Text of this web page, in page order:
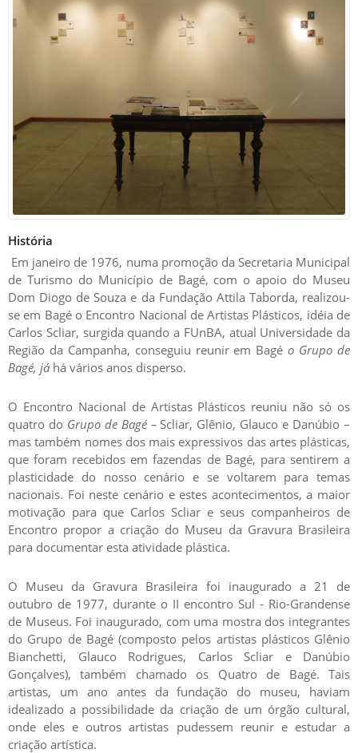
História
Em janeiro de 1976, numa promoção da Secretaria Municipal
de Turismo do Município de Bagé, com o apoio do Museu
Dom Diogo de Souza e da Fundação Attila Taborda, realizou-
se em Bagé o Encontro Nacional de Artistas Plásticos, idéia de
Carlos Scliar, surgida quando a FUnBA, atual Universidade da
Região da Campanha, conseguiu reunir em Bagéo Grupo de
Bagé, já há vários anos disperso.
O Encontro Nacional de Artistas Plásticos reuniu não só os
quatro do Grupo de Bagé – Scliar, Glênio, Glauco e Danúbio –
mas também nomes dos mais expressivos das artes plásticas,
que foram recebidos em fazendas de Bagé, para sentirem a
plasticidade do nosso cenário e se voltarem para temas
nacionais. Foi neste cenário e estes acontecimentos, a maior
motivação para que Carlos Scliar e seus companheiros de
Encontro propor a criação do Museu da Gravura Brasileira
para documentar esta atividade plástica.
O Museu da Gravura Brasileira foi inaugurado a 21 de
outubro de 1977, durante o II encontro Sul - Rio-Grandense
de Museus. Foi inaugurado, com uma mostra dos integrantes
do Grupo de Bagé (composto pelos artistas plásticos Glênio
Bianchetti, Glauco Rodrigues, Carlos Scliar e Danúbio
Gonçalves), também chamado os Quatro de Bagé. Tais
artistas, um ano antes da fundação do museu, haviam
idealizado a possibilidade da criação de um órgão cultural,
onde eles e outros artistas pudessem reunir e estudar a
criação artística.